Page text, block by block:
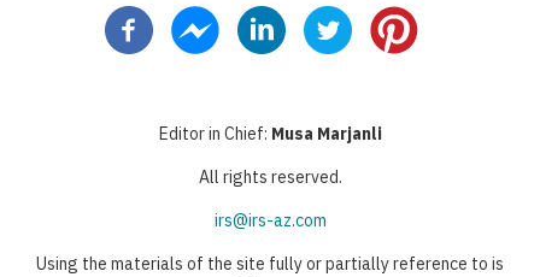
Editor in Chief: Musa Marjanli
All rights reserved.
irs@irs-az.com
Using the materials of the site fully or partially reference to is